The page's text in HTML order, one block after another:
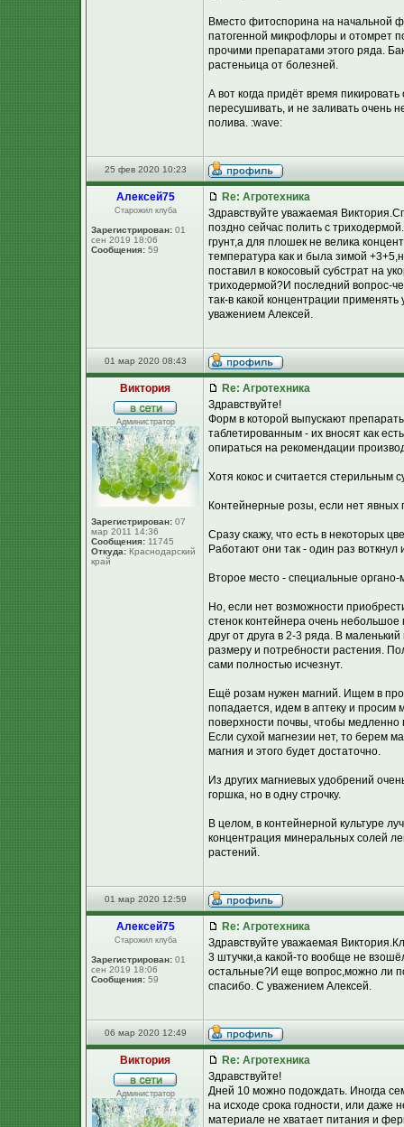
Вместо фитоспорина на начальной
патогенной микрофлоры и отомрет
прочими препаратами этого ряда.
растеньица от болезней.
А вот когда придёт время
пересушивать, и не заливать очень
полива. :wave:
25 фев 2020 10:23
Алексей75
Старожил клуба
Зарегистрирован: 01
сен 2019 18:06
Сообщения: 59
Re: Агротехника
Здравствуйте уважаемая
поздно сейчас полить с
грунт,а для плошек не велика
температура как и была зимой
поставил в кокосовый субстрат на
триходермой?И последний вопрос-
так-в какой концентрации
уважением Алексей.
01 мар 2020 08:43
Виктория
Администратор
Зарегистрирован: 07
мар 2011 14:36
Сообщения: 11745
Откуда: Краснодарский
край
Re: Агротехника
Здравствуйте!
Форм в которой выпускают
таблетированным - их вносят как
опираться на рекомендации
Хотя кокос и считается стерильным
Контейнерные розы, если нет явных
Сразу скажу, что есть в некоторых
Работают они так - один раз
Второе место - специальные
Но, если нет возможности
стенок контейнера очень
друг от друга в 2-3 ряда. В
размеру и потребности растения.
сами полностью исчезнут.
Ещё розам нужен магний. Ищем в
попадается, идем в аптеку и просим
поверхности почвы, чтобы
Если сухой магнезии нет, то берем
магния и этого будет достаточно.
Из других магниевых удобрений
горшка, но в одну строчку.
В целом, в контейнерной культуре
концентрация минеральных солей
растений.
01 мар 2020 12:59
Алексей75
Старожил клуба
Зарегистрирован: 01
сен 2019 18:06
Сообщения: 59
Re: Агротехника
Здравствуйте уважаемая
3 штучки,а какой-то вообще не
остальные?И еще вопрос,можно ли
спасибо. С уважением Алексей.
06 мар 2020 12:49
Виктория
Администратор
Re: Агротехника
Здравствуйте!
Дней 10 можно подождать. Иногда
на исходе срока годности, или даже
материале не хватает питания и